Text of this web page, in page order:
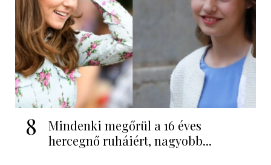
8
Mindenki megőrül a 16 éves
hercegnő ruháiért, nagyobb...